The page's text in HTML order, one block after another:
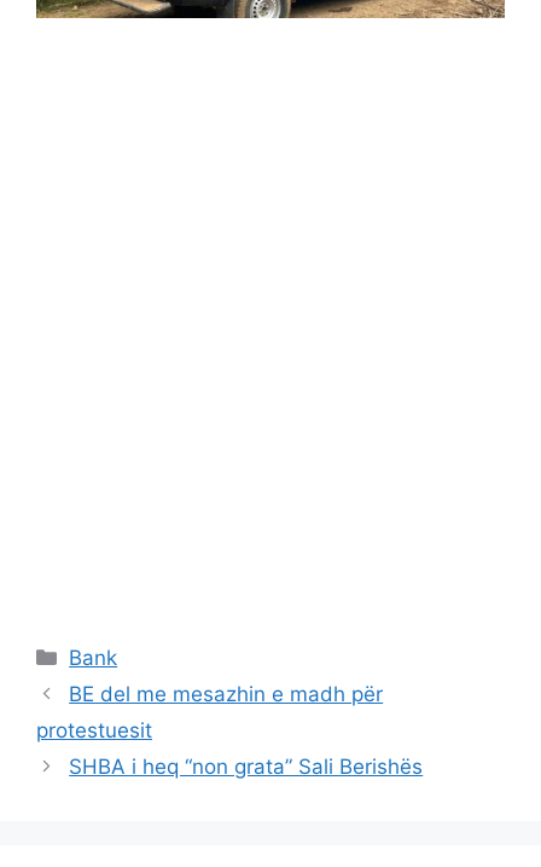
Categories
Bank
BE del me mesazhin e madh për
protestuesit
SHBA i heq “non grata” Sali Berishës